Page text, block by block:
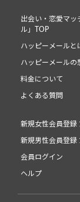
出会い・恋愛マッ
ル」TOP
ハッピーメールと
ハッピーメールの
料金について
よくある質問
新規女性会員登録
新規男性会員登録
会員ログイン
ヘルプ